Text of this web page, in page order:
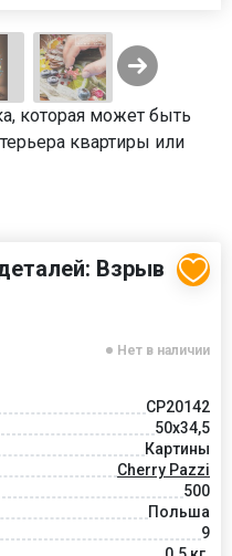
которая может быть
квартиры или
Взрыв
Нет в наличии
CP20142
50x34,5
Картины
Cherry Pazzi
500
Польша
9